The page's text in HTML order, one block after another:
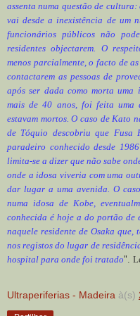
assenta numa questão de
vai desde a inexistência de um
funcionários públicos não
residentes objectarem. O
menos parcialmente, o facto de
contactarem as pessoas de
após ser dada como morta
mais de 40 anos, foi feita uma
estavam mortos. O caso de Kato
de Tóquio descobriu que Fusa
paradeiro conhecido desde
limita-se a dizer que não sabe
onde a idosa viveria com uma
dar lugar a uma avenida. O
numa idosa de Kobe,
conhecida é hoje a do portão de
naquele residente de Osaka
nos registos do lugar de
hospital para onde foi tratado".
Ultraperiferias - Madeira à(s)